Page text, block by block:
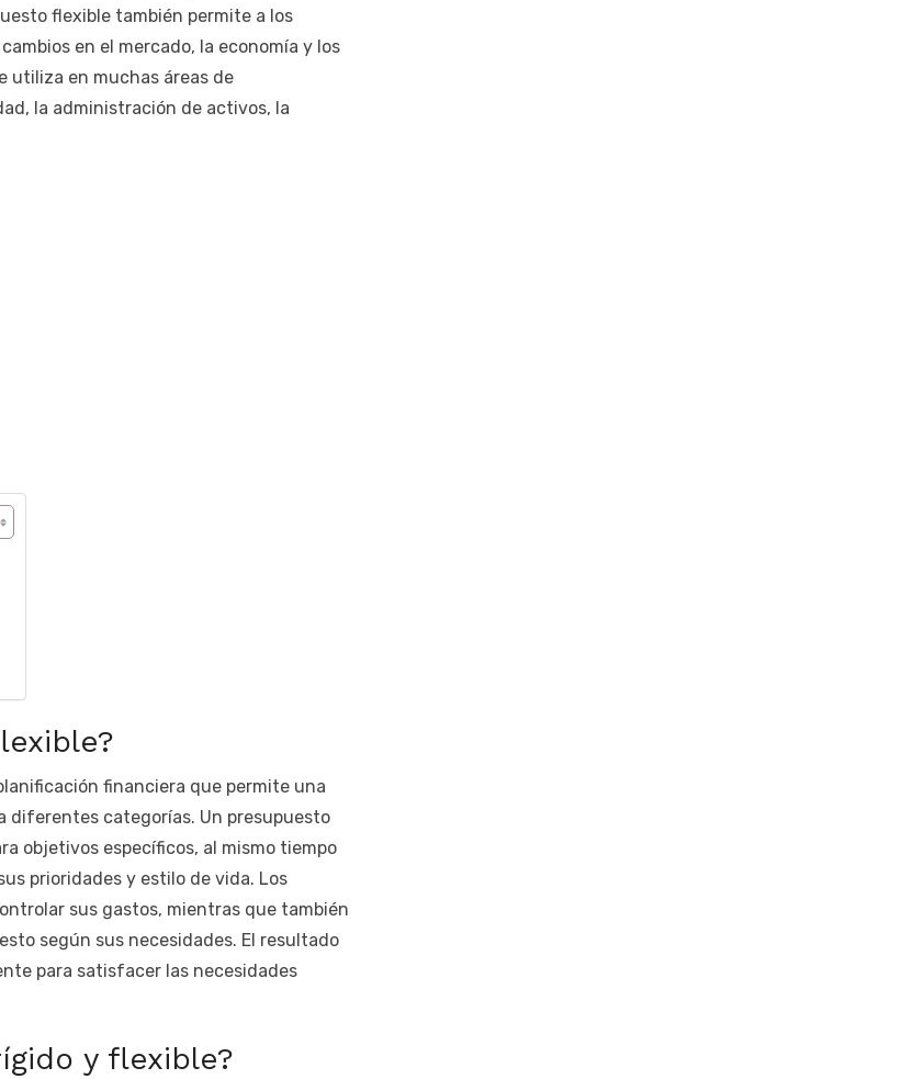
flexible también permite a los
en el mercado, la economía y los
utiliza en muchas áreas de
la administración de activos, la
financiera que permite una
diferentes categorías. Un presupuesto
objetivos específicos, al mismo tiempo
prioridades y estilo de vida. Los
sus gastos, mientras que también
según sus necesidades. El resultado
para satisfacer las necesidades
y flexible?